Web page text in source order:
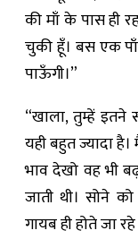
की माँ के पास ही
चुकी हूँ। बस एक
पाऊँगी।”
“खाला, तुम्हें इतने
यही बहुत ज्यादा
भाव देखो वह भी
जाती थी। सोने
गायब ही होते जा